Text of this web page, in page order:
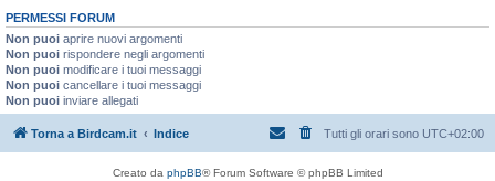
PERMESSI FORUM
Non puoi aprire nuovi argomenti
Non puoi rispondere negli argomenti
Non puoi modificare i tuoi messaggi
Non puoi cancellare i tuoi messaggi
Non puoi inviare allegati
Torna a Birdcam.it Indice Tutti gli orari sono UTC+02:00
Creato da phpBB® Forum Software © phpBB Limited